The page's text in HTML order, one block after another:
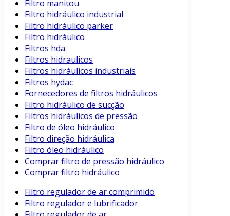
Filtro manitou
Filtro hidráulico industrial
Filtro hidráulico parker
Filtro hidráulico
Filtros hda
Filtros hidraulicos
Filtros hidráulicos industriais
Filtros hydac
Fornecedores de filtros hidráulicos
Filtro hidráulico de sucção
Filtros hidráulicos de pressão
Filtro de óleo hidráulico
Filtro direção hidráulica
Filtro óleo hidráulico
Comprar filtro de pressão hidráulico
Comprar filtro hidráulico
Filtro regulador de ar comprimido
Filtro regulador e lubrificador